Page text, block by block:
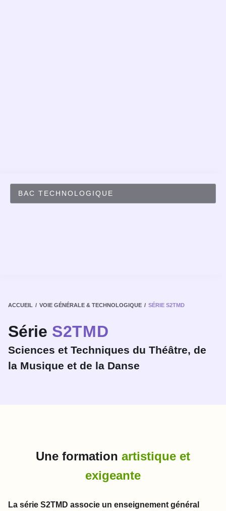
ACCUEIL / VOIE GÉNÉRALE & TECHNOLOGIQUE / SÉRIE S2TMD
Série S2TMD
Sciences et Techniques du Théâtre, de
la Musique et de la Danse
BAC TECHNOLOGIQUE
Une formation artistique et
exigeante
La série S2TMD associe un enseignement général